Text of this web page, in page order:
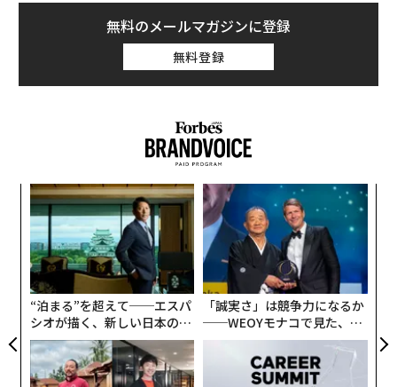
無料のメールマガジンに登録
無料登録
“泊まる”を超えて──エスパ
シオが描く、新しい日本のラ
グジュアリー（前編）
「誠実さ」は競争力になるか
──WEOYモナコで見た、く
ら寿司の経営哲学